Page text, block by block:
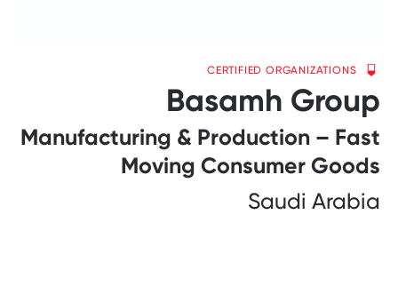
CERTIFIED ORGANIZATIONS
Basamh Group
Manufacturing & Production – Fast
Moving Consumer Goods
Saudi Arabia